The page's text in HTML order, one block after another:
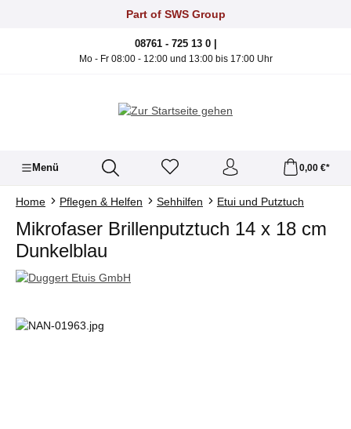
Zum Hauptinhalt springenPart of SWS Group
08761 - 725 13 0 |
Mo - Fr 08:00 - 12:00 und 13:00 bis 17:00 Uhr
Menü 0,00 €*
Home Pflegen & Helfen Sehhilfen Etui und Putztuch
Mikrofaser Brillenputztuch 14 x 18 cm
Dunkelblau
Bildergalerie überspringen